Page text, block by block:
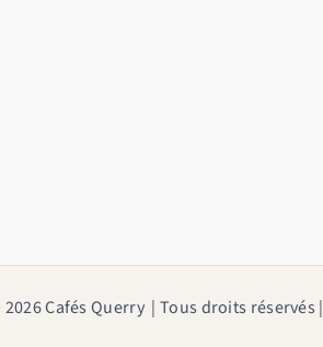
Cafés Querry | Tous droits réservés |